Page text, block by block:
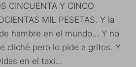
CINCUENTA Y CINCO
MIL PESETAS. Y la
hambre en el mundo… Y no
cliché pero lo pide a gritos. Y
en el taxi…